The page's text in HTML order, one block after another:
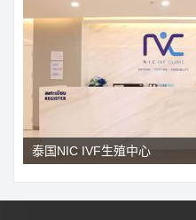
泰国NIC IVF生殖中心